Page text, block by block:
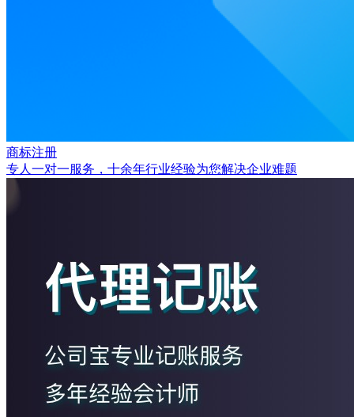
商标注册
专人一对一服务，十余年行业经验为您解决企业难题